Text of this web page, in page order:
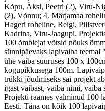
Kõpu, Äksi, Peetri (2), Viru-
(2), Võnnu; 4. Märjamaa
Hageri roheline, Reigi,
Kadrina, Viru-Jaagupi.
100 õmblejat võtsid nõuks
sünnipäevaks lapivaiba
ühe vaiba suuruses 100 x
kogupikkusega 100m.
trükki jõudmiseks sai projekt
igast vaibast, vaiba nimi, vaiba
Projekti raames valminud 100
Eesti. Täna on kõik 100